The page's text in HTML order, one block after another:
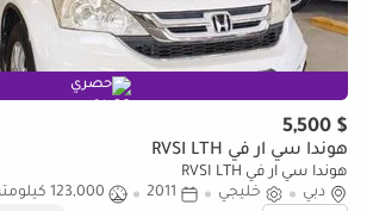
حصري
$ 5,500
هوندا سي آر في RVSI LTH
هوندا سي آر في RVSI LTH
دبي
خليجي 2011 123,000 كيلومتر